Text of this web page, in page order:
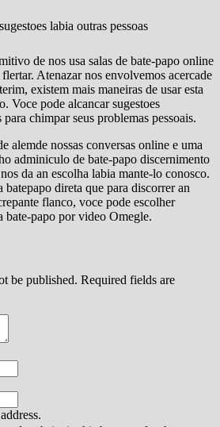
labia outras pessoas
de nos usa salas de bate-papo online
Atenazar nos envolvemos acercade
existem mais maneiras de usar esta
Voce pode alcancar sugestoes
chimpar seus problemas pessoais.
alemde nossas conversas online e uma
adminiculo de bate-papo discernimento
da an escolha labia mante-lo conosco.
direta que para discorrer an
flanco, voce pode escolher
bate-papo por video Omegle.
be published. Required fields are